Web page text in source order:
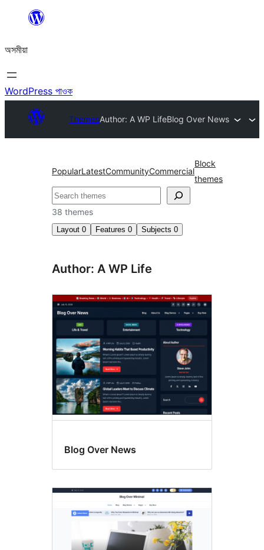
বিষয়বস্তুলৈ
যাওক
অসমীয়া
WordPress পাওক
ThemesAuthor: A WP LifeBlog Over News
PopularLatestCommunityCommercial
Block
themes
সন্ধান
কৰক
38 themes
Layout 0 Features 0 Subjects 0
Author: A WP Life
Blog Over News